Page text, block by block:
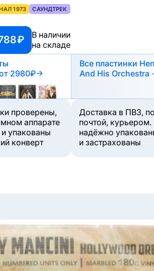
1973 САУНДТРЕК
₽
В наличии
на складе
2980₽→
Все пластинки
And His Orchestra
проверены,
аппарате
упакованы
конверт
Доставка в ПВЗ,
почтой,
надёжно
и застрахованы